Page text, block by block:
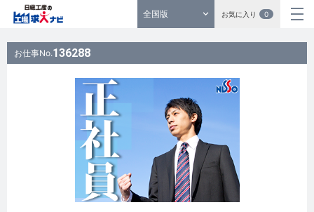
全国版 お気に入り 0
お仕事No.136288